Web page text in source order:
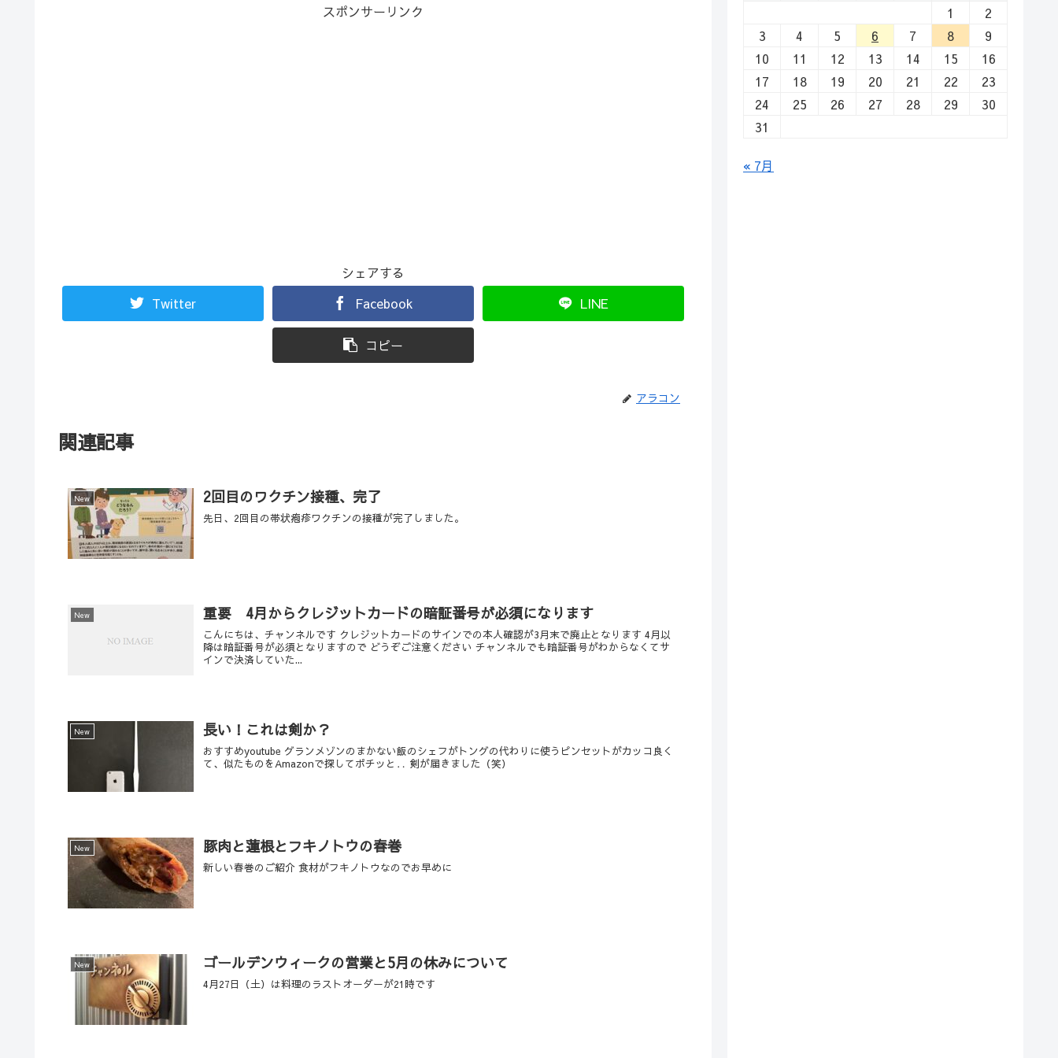
スポンサーリンク
シェアする
Twitter
Facebook LINE
コピー
アラコン
関連記事
New 2回目のワクチン接種、完了
先日、2回目の帯状疱疹ワクチンの接種が完了しました。
New 重要 4月からクレジットカードの暗証番号が必須になります
こんにちは、チャンネルです クレジットカードのサインでの本人確認が3月末で廃止となります 4月以
降は暗証番号が必須となりますので どうぞご注意ください チャンネルでも暗証番号がわからなくてサ
インで決済していた...
New 長い！これは剣か？
おすすめyoutube グランメゾンのまかない飯のシェフがトングの代わりに使うピンセットがカッコ良く
て、似たものをAmazonで探してポチッと‥ 剣が届きました（笑）
New 豚肉と蓮根とフキノトウの春巻
新しい春巻のご紹介 食材がフキノトウなのでお早めに
New ゴールデンウィークの営業と5月の休みについて
4月27日（土）は料理のラストオーダーが21時です
1
2
3
4 5 6 7 8
9
10
11 12 13 14 15
16
17
18 19 20 21 22
23
24
25 26 27 28 29
30
31
« 7月